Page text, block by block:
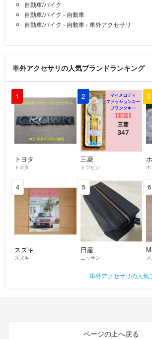
自動車/バイク
自動車/バイク › 自動車
自動車/バイク › 自動車 › 車外アクセサリ
車外アクセサリの人気ブランドランキング
1
トヨタ
トヨタ
2
三菱
ミツビシ
3
4
スズキ
スズキ
5
日産
ニッサン
6
車外アクセサリの人気
ページの上へ戻る